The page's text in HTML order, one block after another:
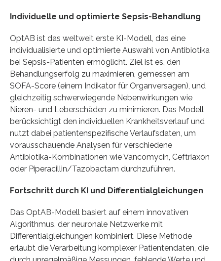
Individuelle und optimierte Sepsis-Behandlung
OptAB ist das weltweit erste KI-Modell, das eine
individualisierte und optimierte Auswahl von Antibiotika
bei Sepsis-Patienten ermöglicht. Ziel ist es, den
Behandlungserfolg zu maximieren, gemessen am
SOFA-Score (einem Indikator für Organversagen), und
gleichzeitig schwerwiegende Nebenwirkungen wie
Nieren- und Leberschäden zu minimieren. Das Modell
berücksichtigt den individuellen Krankheitsverlauf und
nutzt dabei patientenspezifische Verlaufsdaten, um
vorausschauende Analysen für verschiedene
Antibiotika-Kombinationen wie Vancomycin, Ceftriaxon
oder Piperacillin/Tazobactam durchzuführen.
Fortschritt durch KI und Differentialgleichungen
Das OptAB-Modell basiert auf einem innovativen
Algorithmus, der neuronale Netzwerke mit
Differentialgleichungen kombiniert. Diese Methode
erlaubt die Verarbeitung komplexer Patientendaten, die